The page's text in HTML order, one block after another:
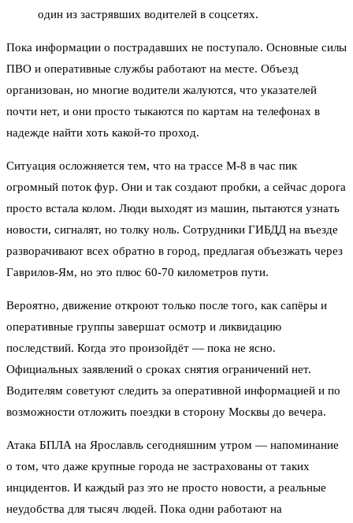
один из застрявших водителей в соцсетях.
Пока информации о пострадавших не поступало. Основные силы
ПВО и оперативные службы работают на месте. Объезд
организован, но многие водители жалуются, что указателей
почти нет, и они просто тыкаются по картам на телефонах в
надежде найти хоть какой-то проход.
Ситуация осложняется тем, что на трассе М-8 в час пик
огромный поток фур. Они и так создают пробки, а сейчас дорога
просто встала колом. Люди выходят из машин, пытаются узнать
новости, сигналят, но толку ноль. Сотрудники ГИБДД на въезде
разворачивают всех обратно в город, предлагая объезжать через
Гаврилов-Ям, но это плюс 60-70 километров пути.
Вероятно, движение откроют только после того, как сапёры и
оперативные группы завершат осмотр и ликвидацию
последствий. Когда это произойдёт — пока не ясно.
Официальных заявлений о сроках снятия ограничений нет.
Водителям советуют следить за оперативной информацией и по
возможности отложить поездки в сторону Москвы до вечера.
Атака БПЛА на Ярославль сегодняшним утром — напоминание
о том, что даже крупные города не застрахованы от таких
инцидентов. И каждый раз это не просто новости, а реальные
неудобства для тысяч людей. Пока одни работают на